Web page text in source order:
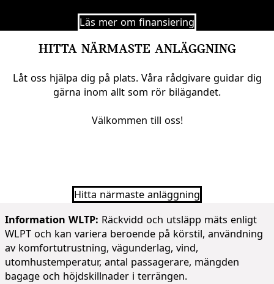
Läs mer om finansiering
HITTA NÄRMASTE ANLÄGGNING
Låt oss hjälpa dig på plats. Våra rådgivare guidar dig
gärna inom allt som rör bilägandet.
Välkommen till oss!
Hitta närmaste anläggning
Information WLTP: Räckvidd och utsläpp mäts enligt
WLPT och kan variera beroende på körstil, användning
av komfortutrustning, vägunderlag, vind,
utomhustemperatur, antal passagerare, mängden
bagage och höjdskillnader i terrängen.